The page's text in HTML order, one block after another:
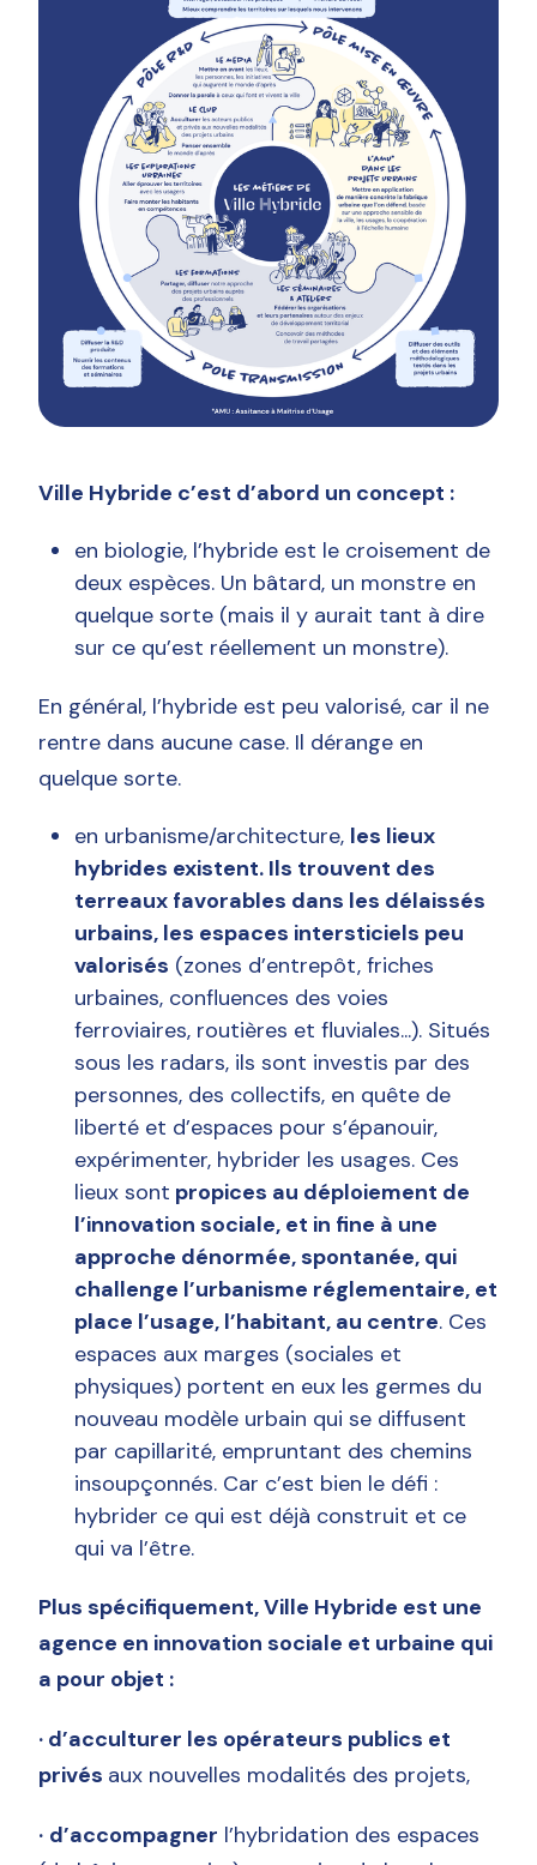
Ville Hybride c’est d’abord un concept :
en biologie, l’hybride est le croisement de
deux espèces. Un bâtard, un monstre en
quelque sorte (mais il y aurait tant à dire
sur ce qu’est réellement un monstre).
En général, l’hybride est peu valorisé, car il ne
rentre dans aucune case. Il dérange en
quelque sorte.
en urbanisme/architecture, les lieux
hybrides existent. Ils trouvent des
terreaux favorables dans les délaissés
urbains, les espaces intersticiels peu
valorisés (zones d’entrepôt, friches
urbaines, confluences des voies
ferroviaires, routières et fluviales...). Situés
sous les radars, ils sont investis par des
personnes, des collectifs, en quête de
liberté et d’espaces pour s’épanouir,
expérimenter, hybrider les usages. Ces
lieux sont propices au déploiement de
l’innovation sociale, et in fine à une
approche dénormée, spontanée, qui
challenge l’urbanisme réglementaire, et
place l’usage, l’habitant, au centre. Ces
espaces aux marges (sociales et
physiques) portent en eux les germes du
nouveau modèle urbain qui se diffusent
par capillarité, empruntant des chemins
insoupçonnés. Car c’est bien le défi :
hybrider ce qui est déjà construit et ce
qui va l’être.
Plus spécifiquement, Ville Hybride est une
agence en innovation sociale et urbaine qui
a pour objet :
· d’acculturer les opérateurs publics et
privés aux nouvelles modalités des projets,
· d’accompagner l’hybridation des espaces